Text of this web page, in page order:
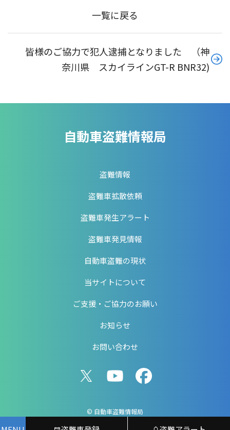
一覧に戻る
皆様のご協力で犯人逮捕となりました （神
奈川県 スカイラインGT-R BNR32)
自動車盗難情報局
盗難情報
盗難車拡散依頼
盗難車発生アラート
盗難車発見情報
自動車盗難の現状
当サイトについて
ご支援・ご協力のお願い
お知らせ
お問い合わせ
© 自動車盗難情報局